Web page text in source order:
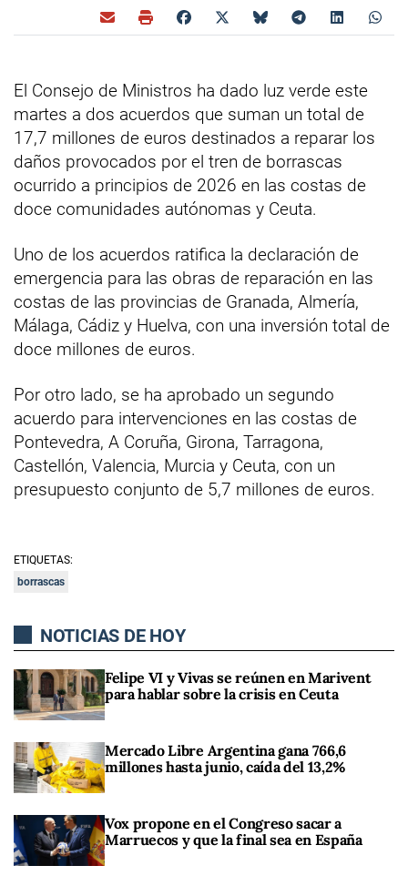
El Consejo de Ministros ha dado luz verde este
martes a dos acuerdos que suman un total de
17,7 millones de euros destinados a reparar los
daños provocados por el tren de borrascas
ocurrido a principios de 2026 en las costas de
doce comunidades autónomas y Ceuta.
Uno de los acuerdos ratifica la declaración de
emergencia para las obras de reparación en las
costas de las provincias de Granada, Almería,
Málaga, Cádiz y Huelva, con una inversión total de
doce millones de euros.
Por otro lado, se ha aprobado un segundo
acuerdo para intervenciones en las costas de
Pontevedra, A Coruña, Girona, Tarragona,
Castellón, Valencia, Murcia y Ceuta, con un
presupuesto conjunto de 5,7 millones de euros.
ETIQUETAS:
borrascas
NOTICIAS DE HOY
Felipe VI y Vivas se reúnen en Marivent
para hablar sobre la crisis en Ceuta
Mercado Libre Argentina gana 766,6
millones hasta junio, caída del 13,2%
Vox propone en el Congreso sacar a
Marruecos y que la final sea en España